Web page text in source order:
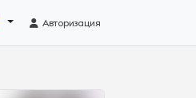
Авторизация